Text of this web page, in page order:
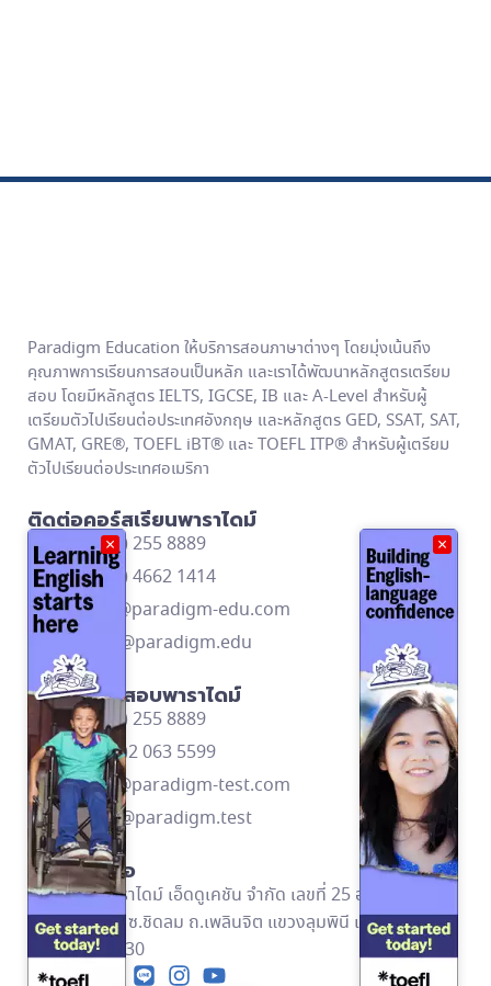
Paradigm Education ให้บริการสอนภาษาต่างๆ โดยมุ่งเน้นถึง
คุณภาพการเรียนการสอนเป็นหลัก และเราได้พัฒนาหลักสูตรเตรียม
สอบ โดยมีหลักสูตร IELTS, IGCSE, IB และ A-Level สำหรับผู้
เตรียมตัวไปเรียนต่อประเทศอังกฤษ และหลักสูตร GED, SSAT, SAT,
GMAT, GRE®, TOEFL iBT® และ TOEFL ITP® สำหรับผู้เตรียม
ตัวไปเรียนต่อประเทศอเมริกา
ติดต่อคอร์สเรียนพาราไดม์
โทร: (662) 255 8889
โทร: (668) 4662 1414
contact@paradigm-edu.com
Line ID: @paradigm.edu
ติดต่อศูนย์สอบพาราไดม์
โทร: (662) 255 8889
โทร: (669)2 063 5599
contact@paradigm-test.com
Line ID: @paradigm.test
ข้อมูลติดต่อ
บริษัท พาราไดม์ เอ็ดดูเคชัน จำกัด เลขที่ 25 อาคารอัลม่า
ลิงค์ ชั้น 2 ซ.ชิดลม ถ.เพลินจิต แขวงลุมพินี เขตปทุมวัน
กทม. 10330
× ×